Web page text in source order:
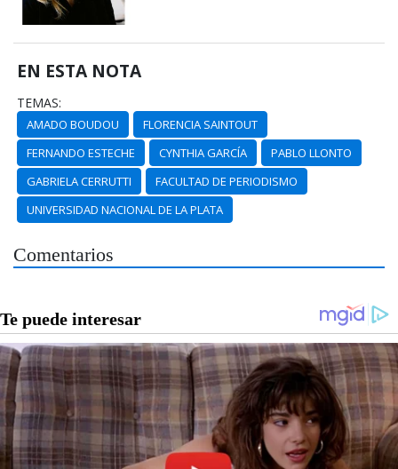
EN ESTA NOTA
TEMAS:
AMADO BOUDOU
FLORENCIA SAINTOUT
FERNANDO ESTECHE
CYNTHIA GARCÍA
PABLO LLONTO
GABRIELA CERRUTTI
FACULTAD DE PERIODISMO
UNIVERSIDAD NACIONAL DE LA PLATA
Comentarios